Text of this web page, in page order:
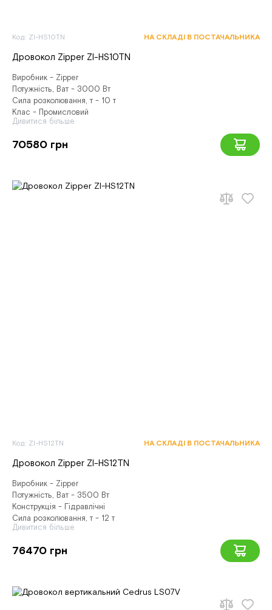
Код: ZI-HS10TN НА СКЛАДІ В ПОСТАЧАЛЬНИКА
Дровокол Zipper ZI-HS10TN
Виробник - Zipper
Потужність, Ват - 3000 Вт
Сила розколювання, т - 10 т
Клас - Промисловий
Дивитися більше
70580 грн
Код: ZI-HS12TN НА СКЛАДІ В ПОСТАЧАЛЬНИКА
Дровокол Zipper ZI-HS12TN
Виробник - Zipper
Потужність, Ват - 3500 Вт
Конструкція - Гідравлічні
Сила розколювання, т - 12 т
Дивитися більше
76470 грн